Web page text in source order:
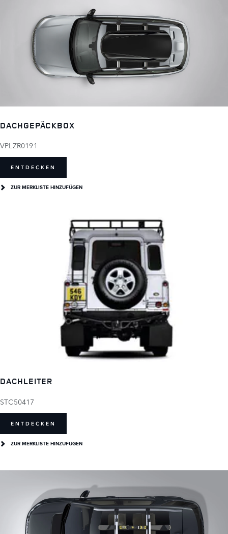
DACHGEPÄCKBOX
VPLZR0191
ENTDECKEN
ZUR MERKLISTE HINZUFÜGEN
DACHLEITER
STC50417
ENTDECKEN
ZUR MERKLISTE HINZUFÜGEN